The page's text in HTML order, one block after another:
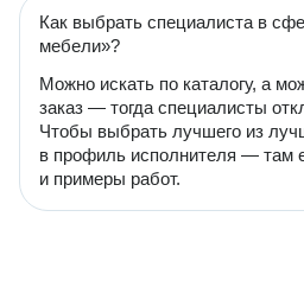
Как выбрать специалиста в
мебели»?
Можно искать по каталогу, а
заказ — тогда специалисты
Чтобы выбрать лучшего из
в профиль исполнителя — там
и примеры работ.